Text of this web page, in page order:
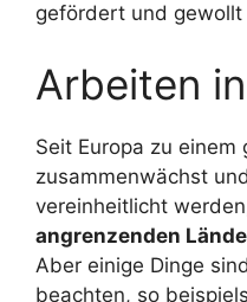
gefördert und gewollt
Arbeiten
Seit Europa zu einem
zusammenwächst
vereinheitlicht
angrenzenden
Aber einige Dinge
beachten, so